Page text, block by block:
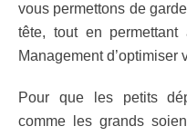
vous permettons de
tête, tout en permettant
Management d’optimiser
Pour que les petits
comme les grands